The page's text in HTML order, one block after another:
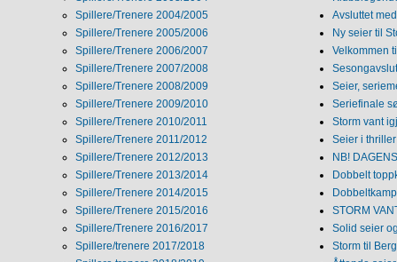
Spillere/Trenere 2004/2005
Spillere/Trenere 2005/2006
Spillere/Trenere 2006/2007
Spillere/Trenere 2007/2008
Spillere/Trenere 2008/2009
Spillere/Trenere 2009/2010
Spillere/Trenere 2010/2011
Spillere/Trenere 2011/2012
Spillere/Trenere 2012/2013
Spillere/Trenere 2013/2014
Spillere/Trenere 2014/2015
Spillere/Trenere 2015/2016
Spillere/Trenere 2016/2017
Spillere/trenere 2017/2018
Avsluttet
Ny seier til
Velkommen
Seier,
Seriefinale
Storm vant
Seier i
NB!
Dobbelt
STORM
Solid seier
Storm til